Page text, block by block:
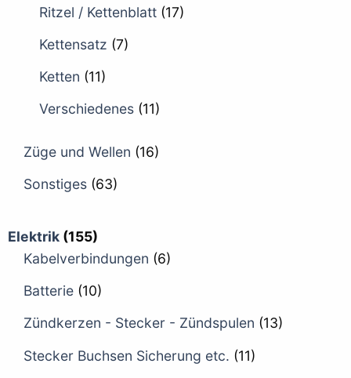
Ritzel / Kettenblatt (17)
Kettensatz (7)
Ketten (11)
Verschiedenes (11)
Züge und Wellen (16)
Sonstiges (63)
Elektrik (155)
Kabelverbindungen (6)
Batterie (10)
Zündkerzen - Stecker - Zündspulen (13)
Stecker Buchsen Sicherung etc. (11)